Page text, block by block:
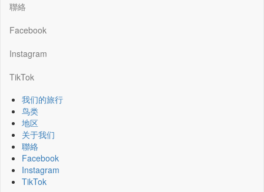
聯絡
Facebook
Instagram
TikTok
我们的旅行
鸟类
地区
关于我们
聯絡
Facebook
Instagram
TikTok